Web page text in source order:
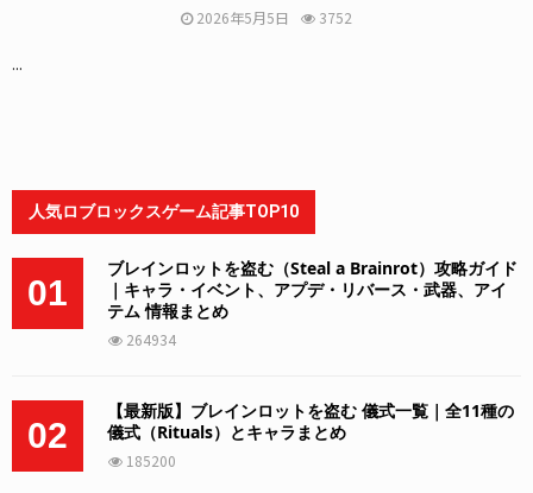
2026年5月5日 3752
...
人気ロブロックスゲーム記事TOP10
01
ブレインロットを盗む（Steal a Brainrot）攻略ガイド
｜キャラ・イベント、アプデ・リバース・武器、アイ
テム 情報まとめ
264934
02
【最新版】ブレインロットを盗む 儀式一覧｜全11種の
儀式（Rituals）とキャラまとめ
185200